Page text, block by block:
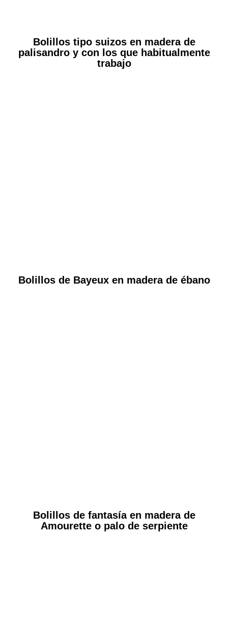
Bolillos tipo suizos en madera de
palisandro y con los que habitualmente
trabajo
Bolillos de Bayeux en madera de ébano
Bolillos de fantasía en madera de
Amourette o palo de serpiente